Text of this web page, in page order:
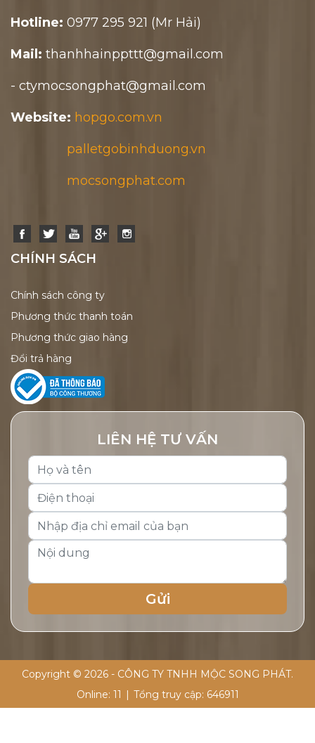
Hotline: 0977 295 921 (Mr Hải)
Mail: thanhhainppttt@gmail.com
- ctymocsongphat@gmail.com
Website: hopgo.com.vn
palletgobinhduong.vn
mocsongphat.com
CHÍNH SÁCH
Chính sách công ty
Phương thức thanh toán
Phương thức giao hàng
Đổi trả hàng
LIÊN HỆ TƯ VẤN
Copyright © 2026 - CÔNG TY TNHH MỘC SONG PHÁT.
Online: 11 Tổng truy cập: 646911